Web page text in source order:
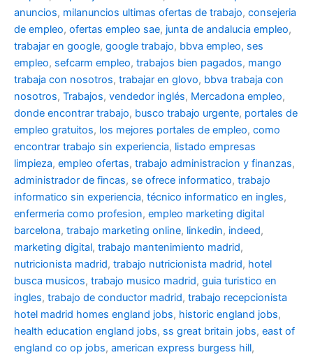
anuncios, milanuncios ultimas ofertas de trabajo, consejeria
de empleo, ofertas empleo sae, junta de andalucia empleo,
trabajar en google, google trabajo, bbva empleo, ses
empleo, sefcarm empleo, trabajos bien pagados, mango
trabaja con nosotros, trabajar en glovo, bbva trabaja con
nosotros, Trabajos, vendedor inglés, Mercadona empleo,
donde encontrar trabajo, busco trabajo urgente, portales de
empleo gratuitos, los mejores portales de empleo, como
encontrar trabajo sin experiencia, listado empresas
limpieza, empleo ofertas, trabajo administracion y finanzas,
administrador de fincas, se ofrece informatico, trabajo
informatico sin experiencia, técnico informatico en ingles,
enfermeria como profesion, empleo marketing digital
barcelona, trabajo marketing online, linkedin, indeed,
marketing digital, trabajo mantenimiento madrid,
nutricionista madrid, trabajo nutricionista madrid, hotel
busca musicos, trabajo musico madrid, guia turistico en
ingles, trabajo de conductor madrid, trabajo recepcionista
hotel madrid homes england jobs, historic england jobs,
health education england jobs, ss great britain jobs, east of
england co op jobs, american express burgess hill,